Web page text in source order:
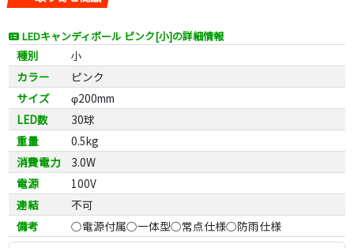
LEDキャンディボール ピンク[小]の詳細情報
種別
小
カラー
ピンク
サイズ
φ200mm
LED数
30球
重量
0.5kg
消費電力
3.0W
電源
100V
連結
不可
備考
○電源付属○一体型○常点仕様○防雨仕様